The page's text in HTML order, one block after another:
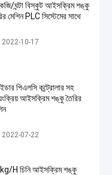
ঘন্টা বিস্কুট আইসক্রিম শঙ্কু
মেশিন PLC সিস্টেমের সাথে
শঙ্কু মেশিন তৈরীর
2022-10-17
পিএলসি কন্ট্রোলার সহ
আইসক্রিম শঙ্কু তৈরির
শঙ্কু মেশিন তৈরীর
2022-07-22
H চিনি আইসক্রিম শঙ্কু